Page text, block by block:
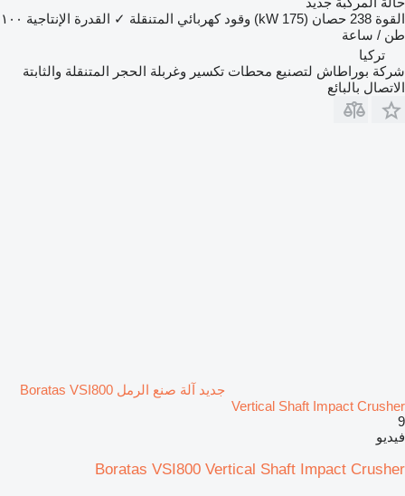
القوة 238 حصان (175 kW) وقود كهربائي المتنقلة ✓ القدرة الإنتاجية ١٠٠
طن / ساعة
تركيا
شركة بوراطاش لتصنيع محطات تكسير وغربلة الحجر المتنقلة والثابتة
الاتصال بالبائع
جديد آلة صنع الرمل Boratas VSI800
Vertical Shaft Impact Crusher
9
فيديو
Boratas VSI800 Vertical Shaft Impact Crusher